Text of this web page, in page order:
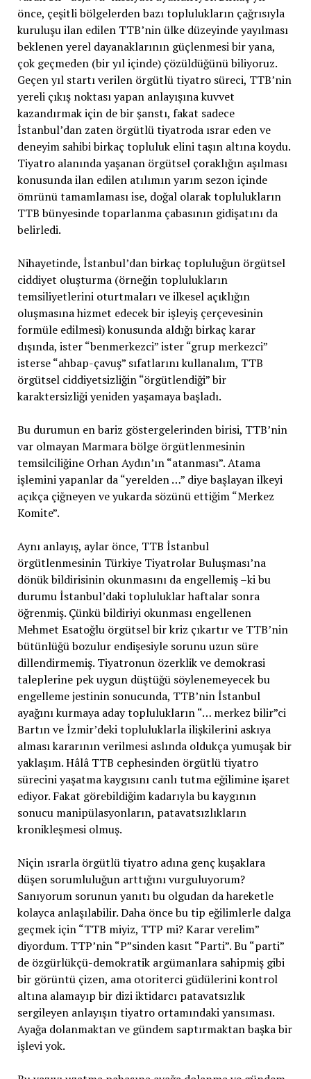
önce, çeşitli bölgelerden bazı toplulukların çağrısıyla
kuruluşu ilan edilen TTB’nin ülke düzeyinde yayılması
beklenen yerel dayanaklarının güçlenmesi bir yana,
çok geçmeden (bir yıl içinde) çözüldüğünü biliyoruz.
Geçen yıl startı verilen örgütlü tiyatro süreci, TTB’nin
yereli çıkış noktası yapan anlayışına kuvvet
kazandırmak için de bir şanstı, fakat sadece
İstanbul’dan zaten örgütlü tiyatroda ısrar eden ve
deneyim sahibi birkaç topluluk elini taşın altına koydu.
Tiyatro alanında yaşanan örgütsel çoraklığın aşılması
konusunda ilan edilen atılımın yarım sezon içinde
ömrünü tamamlaması ise, doğal olarak toplulukların
TTB bünyesinde toparlanma çabasının gidişatını da
belirledi.
Nihayetinde, İstanbul’dan birkaç topluluğun örgütsel
ciddiyet oluşturma (örneğin toplulukların
temsiliyetlerini oturtmaları ve ilkesel açıklığın
oluşmasına hizmet edecek bir işleyiş çerçevesinin
formüle edilmesi) konusunda aldığı birkaç karar
dışında, ister “benmerkezci” ister “grup merkezci”
isterse “ahbap-çavuş” sıfatlarını kullanalım, TTB
örgütsel ciddiyetsizliğin “örgütlendiği” bir
karaktersizliği yeniden yaşamaya başladı.
Bu durumun en bariz göstergelerinden birisi, TTB’nin
var olmayan Marmara bölge örgütlenmesinin
temsilciliğine Orhan Aydın’ın “atanması”. Atama
işlemini yapanlar da “yerelden …” diye başlayan ilkeyi
açıkça çiğneyen ve yukarda sözünü ettiğim “Merkez
Komite”.
Aynı anlayış, aylar önce, TTB İstanbul
örgütlenmesinin Türkiye Tiyatrolar Buluşması’na
dönük bildirisinin okunmasını da engellemiş –ki bu
durumu İstanbul’daki topluluklar haftalar sonra
öğrenmiş. Çünkü bildiriyi okunması engellenen
Mehmet Esatoğlu örgütsel bir kriz çıkartır ve TTB’nin
bütünlüğü bozulur endişesiyle sorunu uzun süre
dillendirmemiş. Tiyatronun özerklik ve demokrasi
taleplerine pek uygun düştüğü söylenemeyecek bu
engelleme jestinin sonucunda, TTB’nin İstanbul
ayağını kurmaya aday toplulukların “… merkez bilir”ci
Bartın ve İzmir’deki topluluklarla ilişkilerini askıya
alması kararının verilmesi aslında oldukça yumuşak bir
yaklaşım. Hâlâ TTB cephesinden örgütlü tiyatro
sürecini yaşatma kaygısını canlı tutma eğilimine işaret
ediyor. Fakat görebildiğim kadarıyla bu kaygının
sonucu manipülasyonların, patavatsızlıkların
kronikleşmesi olmuş.
Niçin ısrarla örgütlü tiyatro adına genç kuşaklara
düşen sorumluluğun arttığını vurguluyorum?
Sanıyorum sorunun yanıtı bu olgudan da hareketle
kolayca anlaşılabilir. Daha önce bu tip eğilimlerle dalga
geçmek için “TTB miyiz, TTP mi? Karar verelim”
diyordum. TTP’nin “P”sinden kasıt “Parti”. Bu “parti”
de özgürlükçü-demokratik argümanlara sahipmiş gibi
bir görüntü çizen, ama otoriterci güdülerini kontrol
altına alamayıp bir dizi iktidarcı patavatsızlık
sergileyen anlayışın tiyatro ortamındaki yansıması.
Ayağa dolanmaktan ve gündem saptırmaktan başka bir
işlevi yok.